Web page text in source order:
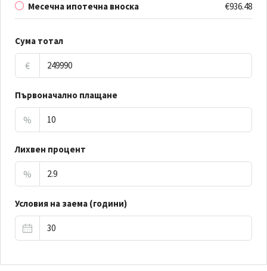
Месечна ипотечна вноска €936.48
Сума тотал
€
Първоначално плащане
%
Лихвен процент
%
Условия на заема (години)